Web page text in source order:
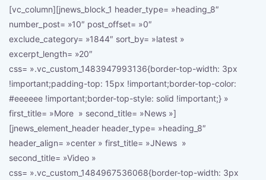
[vc_column][jnews_block_1 header_type= »heading_8″
number_post= »10″ post_offset= »0″
exclude_category= »1844″ sort_by= »latest »
excerpt_length= »20″
css= ».vc_custom_1483947993136{border-top-width: 3px
!important;padding-top: 15px !important;border-top-color:
#eeeeee !important;border-top-style: solid !important;} »
first_title= »More » second_title= »News »]
[jnews_element_header header_type= »heading_8″
header_align= »center » first_title= »JNews »
second_title= »Video »
css= ».vc_custom_1484967536068{border-top-width: 3px